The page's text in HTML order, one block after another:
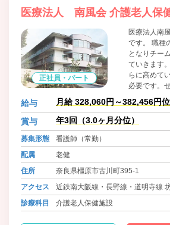
医療法人 南風会 介護老人保
正社員・パート
医療法人南
です。 職種
となりチー
ていきます
らに高めて
必要です。
てください。
給与 月給 328,060円～382,456円位
賞与 年3回（3.0ヶ月分位）
募集形態
看護師（常勤）
配属
老健
住所
奈良県橿原市古川町395-1
アクセス
近鉄南大阪線・長野線・道明寺線
近鉄南大阪線・長野線・道明寺線
診療科目 介護老人保健施設